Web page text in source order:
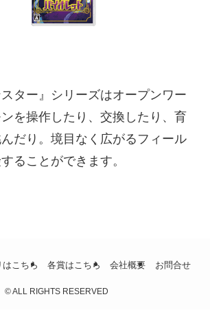
スター』シリーズはオープンワー
を操作したり、交換したり、育
だり。境目なく広がるフィール
ることができます。
こちら 各賞はこちら 会社概要 お問合せ
©ALL RIGHTS RESERVED